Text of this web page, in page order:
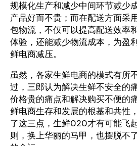
规模化生产和减少中间环节减少
产品好而不贵；而在配送方面采
包物流，不仅可以提高配送效率
体验，还能减少物流成本，为盈
鲜电商减压。
虽然，各家生鲜电商的模式有所
过，三郎认为解决生鲜不安全的
价格贵的痛点和解决购买不便的
鲜电商生存和发展的根基和共性
了这三点，生鲜O2O才有可能飞
则，换上华丽的马甲，也摆脱不